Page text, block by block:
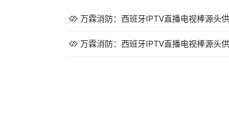
万霖消防：西班牙IPTV直播电视棒源头
万霖消防：西班牙IPTV直播电视棒源头